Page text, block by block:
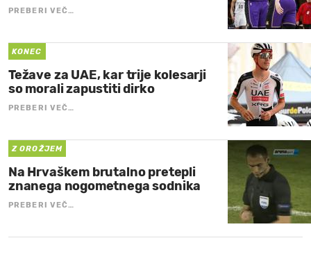
PREBERI VEČ…
KONEC
Težave za UAE, kar trije kolesarji
so morali zapustiti dirko
PREBERI VEČ…
Z OROŽJEM
Na Hrvaškem brutalno pretepli
znanega nogometnega sodnika
PREBERI VEČ…